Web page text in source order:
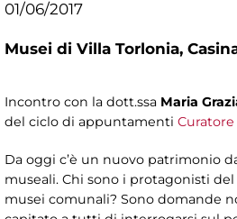
01/06/2017
Musei di Villa Torlonia,
Incontro con la dott.ssa Maria
del ciclo di appuntamenti Curatore
Da oggi c’è un nuovo patrimonio
museali. Chi sono i protagonisti del
musei comunali? Sono domande